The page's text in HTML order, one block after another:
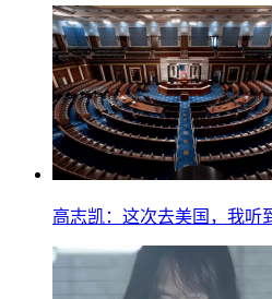
高志凯：这次去美国，我听